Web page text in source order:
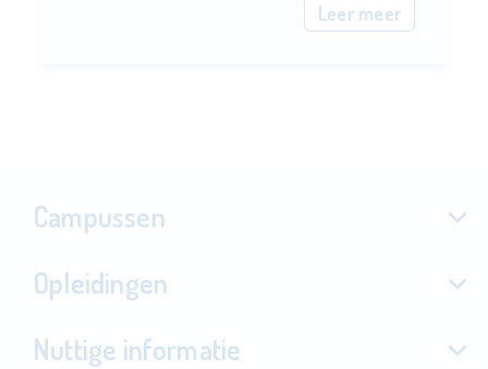
Leer meer
Campussen
Opleidingen
Nuttige informatie